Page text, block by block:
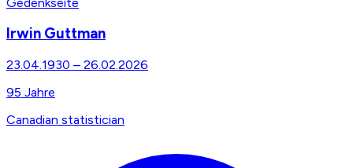
Irwin Guttman
23.04.1930 – 26.02.2026
95 Jahre
Canadian statistician